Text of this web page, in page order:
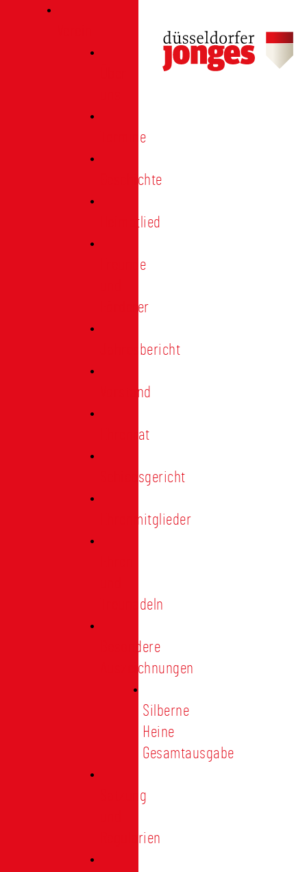
Termine
Geschichte
Heimatlied
Freunde
Förderer
Jahresbericht
Vorstand
Ehrenrat
Schiedsgericht
Ehrenmitglieder
Treunadeln
Besondere
Auszeichnungen
Silberne
Heine
Gesamtausgabe
Satzung
Regularien